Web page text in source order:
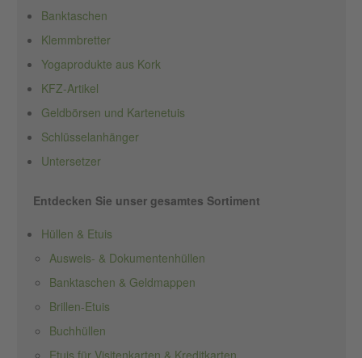
Banktaschen
Klemmbretter
Yogaprodukte aus Kork
KFZ-Artikel
Geldbörsen und Kartenetuis
Schlüsselanhänger
Untersetzer
Entdecken Sie unser gesamtes Sortiment
Hüllen & Etuis
Ausweis- & Dokumentenhüllen
Banktaschen & Geldmappen
Brillen-Etuis
Buchhüllen
Etuis für Visitenkarten & Kreditkarten